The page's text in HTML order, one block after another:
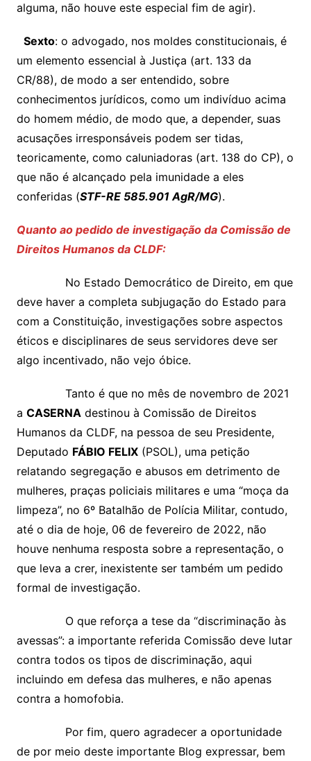
alguma, não houve este especial fim de agir).
Sexto: o advogado, nos moldes constitucionais, é
um elemento essencial à Justiça (art. 133 da
CR/88), de modo a ser entendido, sobre
conhecimentos jurídicos, como um indivíduo acima
do homem médio, de modo que, a depender, suas
acusações irresponsáveis podem ser tidas,
teoricamente, como caluniadoras (art. 138 do CP), o
que não é alcançado pela imunidade a eles
conferidas (STF-RE 585.901 AgR/MG).
Quanto ao pedido de investigação da Comissão de
Direitos Humanos da CLDF:
No Estado Democrático de Direito, em que
deve haver a completa subjugação do Estado para
com a Constituição, investigações sobre aspectos
éticos e disciplinares de seus servidores deve ser
algo incentivado, não vejo óbice.
Tanto é que no mês de novembro de 2021
a CASERNAdestinou à Comissão de Direitos
Humanos da CLDF, na pessoa de seu Presidente,
Deputado FÁBIO FELIX(PSOL), uma petição
relatando segregação e abusos em detrimento de
mulheres, praças policiais militares e uma “moça da
limpeza”, no 6º Batalhão de Polícia Militar, contudo,
até o dia de hoje, 06 de fevereiro de 2022, não
houve nenhuma resposta sobre a representação, o
que leva a crer, inexistente ser também um pedido
formal de investigação.
O que reforça a tese da “discriminação às
avessas”: a importante referida Comissão deve lutar
contra todos os tipos de discriminação, aqui
incluindo em defesa das mulheres, e não apenas
contra a homofobia.
Por fim, quero agradecer a oportunidade
de por meio deste importante Blog expressar, bem